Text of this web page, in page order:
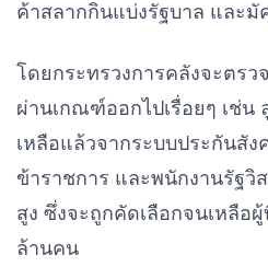
ค้าสลากกินแบ่งรัฐบาล และมั
โดยกระทรวงการคลังจะตร
ผ่านเกณฑ์ออกไปเรื่อยๆ เช่น
เหลือแล้วจากระบบประกันสัง
ข้าราชการ และพนักงานรัฐวิ
สูง ซึ่งจะถูกคัดเลือกจนเหลือ
ล้านคน